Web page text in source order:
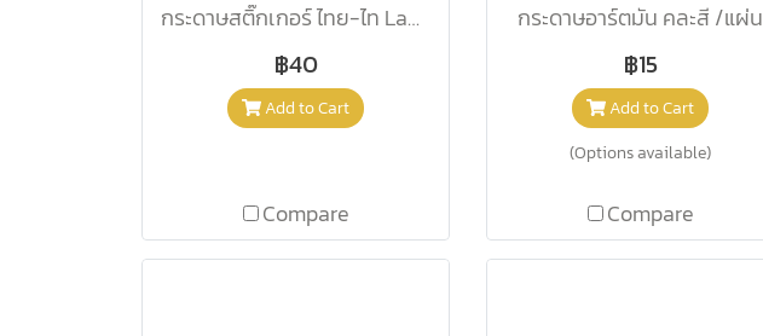
กระดาษสติ๊กเกอร์ ไทย-ไท Lable ทุกขนาด
฿40
Add to Cart
Compare
กระดาษอาร์ตมัน คละสี /แผ่น
฿15
Add to Cart
(Options available)
Compare